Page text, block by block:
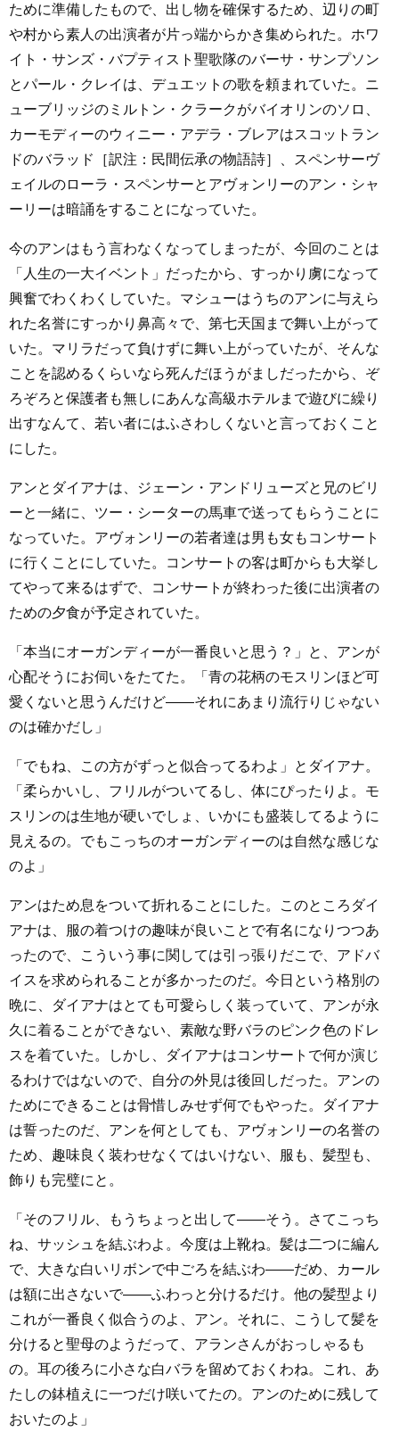
ために準備したもので、出し物を確保するため、辺りの町
や村から素人の出演者が片っ端からかき集められた。ホワ
イト・サンズ・バプティスト聖歌隊のバーサ・サンプソン
とパール・クレイは、デュエットの歌を頼まれていた。ニ
ューブリッジのミルトン・クラークがバイオリンのソロ、
カーモディーのウィニー・アデラ・ブレアはスコットラン
ドのバラッド［訳注：民間伝承の物語詩］、スペンサーヴ
ェイルのローラ・スペンサーとアヴォンリーのアン・シャ
ーリーは暗誦をすることになっていた。
今のアンはもう言わなくなってしまったが、今回のことは
「人生の一大イベント」だったから、すっかり虜になって
興奮でわくわくしていた。マシューはうちのアンに与えら
れた名誉にすっかり鼻高々で、第七天国まで舞い上がって
いた。マリラだって負けずに舞い上がっていたが、そんな
ことを認めるくらいなら死んだほうがましだったから、ぞ
ろぞろと保護者も無しにあんな高級ホテルまで遊びに繰り
出すなんて、若い者にはふさわしくないと言っておくこと
にした。
アンとダイアナは、ジェーン・アンドリューズと兄のビリ
ーと一緒に、ツー・シーターの馬車で送ってもらうことに
なっていた。アヴォンリーの若者達は男も女もコンサート
に行くことにしていた。コンサートの客は町からも大挙し
てやって来るはずで、コンサートが終わった後に出演者の
ための夕食が予定されていた。
「本当にオーガンディーが一番良いと思う？」と、アンが
心配そうにお伺いをたてた。「青の花柄のモスリンほど可
愛くないと思うんだけど――それにあまり流行りじゃない
のは確かだし」
「でもね、この方がずっと似合ってるわよ」とダイアナ。
「柔らかいし、フリルがついてるし、体にぴったりよ。モ
スリンのは生地が硬いでしょ、いかにも盛装してるように
見えるの。でもこっちのオーガンディーのは自然な感じな
のよ」
アンはため息をついて折れることにした。このところダイ
アナは、服の着つけの趣味が良いことで有名になりつつあ
ったので、こういう事に関しては引っ張りだこで、アドバ
イスを求められることが多かったのだ。今日という格別の
晩に、ダイアナはとても可愛らしく装っていて、アンが永
久に着ることができない、素敵な野バラのピンク色のドレ
スを着ていた。しかし、ダイアナはコンサートで何か演じ
るわけではないので、自分の外見は後回しだった。アンの
ためにできることは骨惜しみせず何でもやった。ダイアナ
は誓ったのだ、アンを何としても、アヴォンリーの名誉の
ため、趣味良く装わせなくてはいけない、服も、髪型も、
飾りも完璧にと。
「そのフリル、もうちょっと出して――そう。さてこっち
ね、サッシュを結ぶわよ。今度は上靴ね。髪は二つに編ん
で、大きな白いリボンで中ごろを結ぶわ――だめ、カール
は額に出さないで――ふわっと分けるだけ。他の髪型より
これが一番良く似合うのよ、アン。それに、こうして髪を
分けると聖母のようだって、アランさんがおっしゃるも
の。耳の後ろに小さな白バラを留めておくわね。これ、あ
たしの鉢植えに一つだけ咲いてたの。アンのために残して
おいたのよ」